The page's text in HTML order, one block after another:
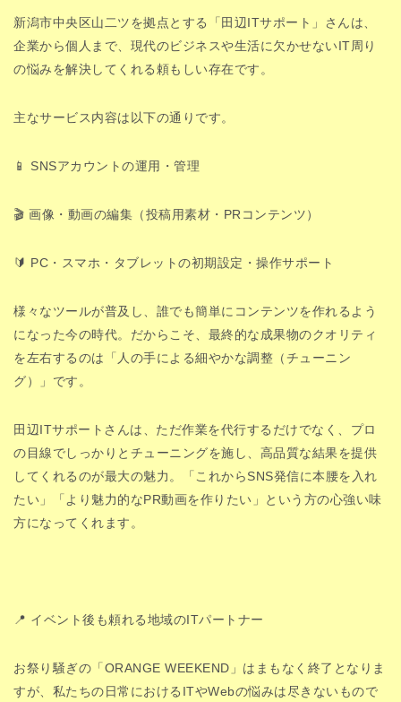
新潟市中央区山二ツを拠点とする「田辺ITサポート」さんは、
企業から個人まで、現代のビジネスや生活に欠かせないIT周り
の悩みを解決してくれる頼もしい存在です。
主なサービス内容は以下の通りです。
📱 SNSアカウントの運用・管理
🎬 画像・動画の編集（投稿用素材・PRコンテンツ）
🔰 PC・スマホ・タブレットの初期設定・操作サポート
様々なツールが普及し、誰でも簡単にコンテンツを作れるよう
になった今の時代。だからこそ、最終的な成果物のクオリティ
を左右するのは「人の手による細やかな調整（チューニン
グ）」です。
田辺ITサポートさんは、ただ作業を代行するだけでなく、プロ
の目線でしっかりとチューニングを施し、高品質な結果を提供
してくれるのが最大の魅力。「これからSNS発信に本腰を入れ
たい」「より魅力的なPR動画を作りたい」という方の心強い味
方になってくれます。
📍 イベント後も頼れる地域のITパートナー
お祭り騒ぎの「ORANGE WEEKEND」はまもなく終了となりま
すが、私たちの日常におけるITやWebの悩みは尽きないもので